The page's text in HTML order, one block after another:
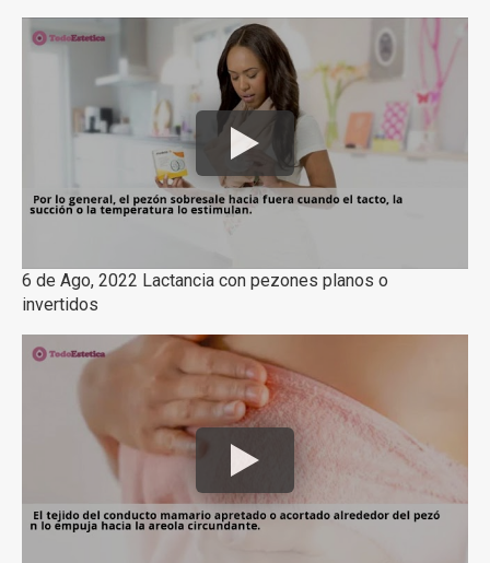
6 de Ago, 2022 Lactancia con pezones planos o
invertidos